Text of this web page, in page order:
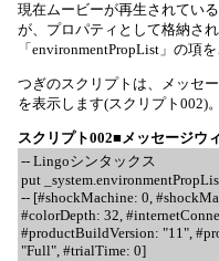
現在ムービーが再生されてい
が、プロパティとして格納さ
「environmentPropList」の項
つぎのスクリプトは、メッセ
を表示します(スクリプト002)。
スクリプト002■メッセージウ
-- Lingoシンタックス
put
-- [#shockMachine: 0,
#colorDepth: 32,
#productBuildVersion: "11",
"Full", #trialTime: 0]